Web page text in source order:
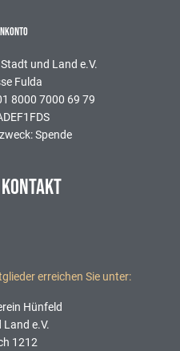
und Land e.V.
Fulda
8000 7000 69 79
Spende
KONTAKT
erreichen Sie unter:
Hünfeld
e.V.
1212